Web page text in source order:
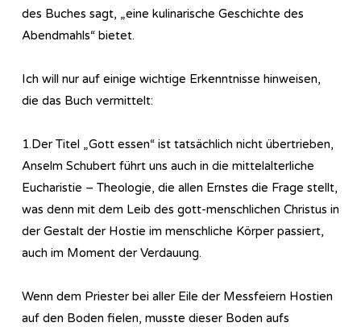
des Buches sagt, „eine kulinarische Geschichte des
Abendmahls“ bietet.
Ich will nur auf einige wichtige Erkenntnisse hinweisen,
die das Buch vermittelt:
1.Der Titel „Gott essen“ ist tatsächlich nicht übertrieben,
Anselm Schubert führt uns auch in die mittelalterliche
Eucharistie – Theologie, die allen Ernstes die Frage stellt,
was denn mit dem Leib des gott-menschlichen Christus in
der Gestalt der Hostie im menschliche Körper passiert,
auch im Moment der Verdauung.
Wenn dem Priester bei aller Eile der Messfeiern Hostien
auf den Boden fielen, musste dieser Boden aufs